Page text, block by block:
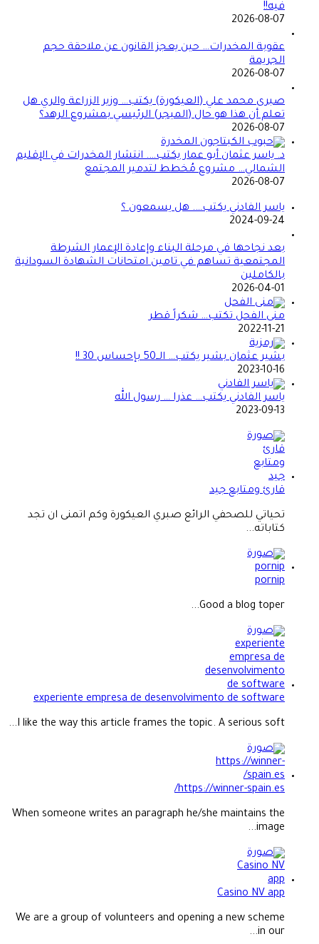
فيه!!
2026-08-07
عقوبة المخدرات… حين يعجز القانون عن ملاحقة حجم
الجريمة
2026-08-07
صبرى محمد علي (العيكورة) يكتب… وزير الزراعة والري هل
تعلم أن هذا هو حال (الميجر) الرئيسي بمشروع الرهد؟
2026-08-07
د. ياسر عثمان أبو عمار يكتب…. انتشار المخدرات في الإقليم
الشمالي… مشروع مُخطط لتدمير المجتمع
2026-08-07
ياسر الفادني يكتب…. هل يسمعون ؟
2024-09-24
بعد نجاحها في مرحلة البناء وإعادة الإعمار الشرطة
المجتمعية تساهم في تامين امتحانات الشهادة السودانية
بالكاملين
2026-04-01
منى الفحل تكتب… شكراً قطر
2022-11-21
بشير عثمان بشير يكتب… الــ50 بإحساس 30 !!
2023-10-16
ياسر الفادني يكتب… عذرا … رسول الله
2023-09-13
قارئ ومتابع جيد
تحياتي للصحفي الرائع صبري العيكورة وكم اتمنى ان تجد
كتاباته...
pornip
Good a blog toper...
experiente empresa de desenvolvimento de software
I like the way this article frames the topic. A serious soft...
https://winner-spain.es/
When someone writes an paragraph he/she maintains the
image...
Casino NV app
We are a group of volunteers and opening a new scheme
in our...